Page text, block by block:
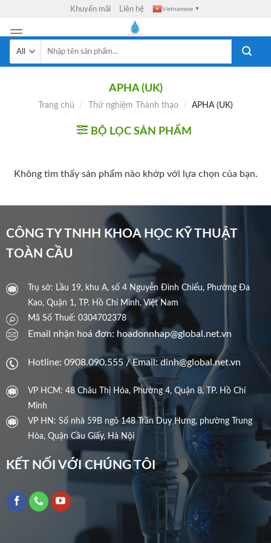
content
Khuyến mãi Liên hệ Vietnamese ▼
kiếm:
APHA (UK)
Trang chủ / Thử nghiệm Thành thạo / APHA (UK)
BỘ LỌC SẢN PHẨM
Không tìm thấy sản phẩm nào khớp với lựa chọn của bạn.
CÔNG TY TNHH KHOA HỌC KỸ THUẬT
TOÀN CẦU
Trụ sở: Lầu 19, khu A, số 4 Nguyễn Đình Chiểu, Phường Đa
Kao, Quận 1, TP. Hồ Chí Minh, Việt Nam
Mã Số Thuế: 0304702378
Email nhận hoá đơn: hoadonnhap@global.net.vn
Hotline: 0908.090.555 / Email: dinh@global.net.vn
VP HCM: 48 Châu Thị Hóa, Phường 4, Quận 8, TP. Hồ Chí
Minh
VP HN: Số nhà 59B ngõ 148 Trần Duy Hưng, phường Trung
Hòa, Quận Cầu Giấy, Hà Nội
KẾT NỐI VỚI CHÚNG TÔI